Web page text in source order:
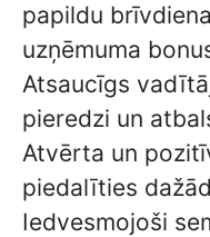
papildu
uzņēmuma
Atsaucīgs
pieredzi un
Atvērta un
piedalīties
Iedvesmojoši